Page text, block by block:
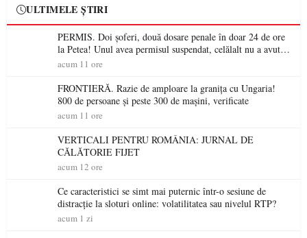
ULTIMELE ȘTIRI
PERMIS. Doi șoferi, două dosare penale în doar 24 de ore
la Petea! Unul avea permisul suspendat, celălalt nu a avut
niciodată permis
acum 11 ore
FRONTIERĂ. Razie de amploare la granița cu Ungaria!
800 de persoane și peste 300 de mașini, verificate
acum 11 ore
VERTICALI PENTRU ROMÂNIA: JURNAL DE
CĂLĂTORIE FIJET
acum 12 ore
Ce caracteristici se simt mai puternic într-o sesiune de
distracție la sloturi online: volatilitatea sau nivelul RTP?
acum 1 zi